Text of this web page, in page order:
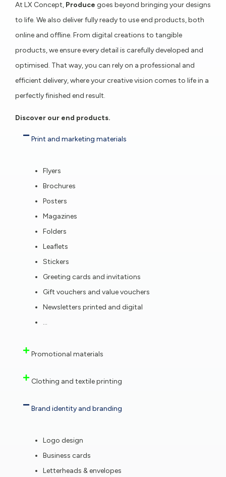
At LX Concept, Produce goes beyond bringing your designs
to life. We also deliver fully ready to use end products, both
online and offline. From digital creations to tangible
products, we ensure every detail is carefully developed and
optimised. That way, you can rely on a professional and
efficient delivery, where your creative vision comes to life in a
perfectly finished end result.
Discover our end products.
Print and marketing materials
Flyers
Brochures
Posters
Magazines
Folders
Leaflets
Stickers
Greeting cards and invitations
Gift vouchers and value vouchers
Newsletters printed and digital
…
Promotional materials
Clothing and textile printing
Brand identity and branding
Logo design
Business cards
Letterheads & envelopes